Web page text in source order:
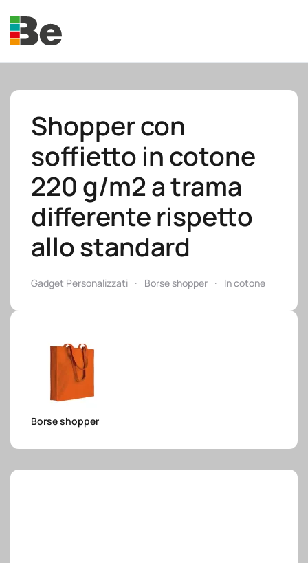
Skip to main content
Shopper con
soffietto in cotone
220 g/m2 a trama
differente rispetto
allo standard
Gadget Personalizzati Borse shopper In cotone
Borse shopper